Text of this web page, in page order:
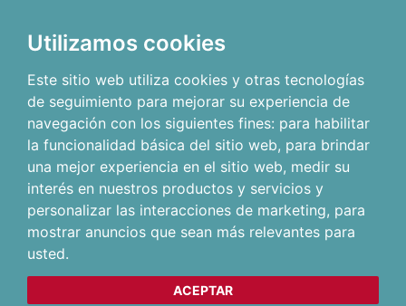
Utilizamos cookies
Este sitio web utiliza cookies y otras tecnologías
de seguimiento para mejorar su experiencia de
navegación con los siguientes fines: para habilitar
la funcionalidad básica del sitio web, para brindar
una mejor experiencia en el sitio web, medir su
interés en nuestros productos y servicios y
personalizar las interacciones de marketing, para
mostrar anuncios que sean más relevantes para
usted.
ACEPTAR